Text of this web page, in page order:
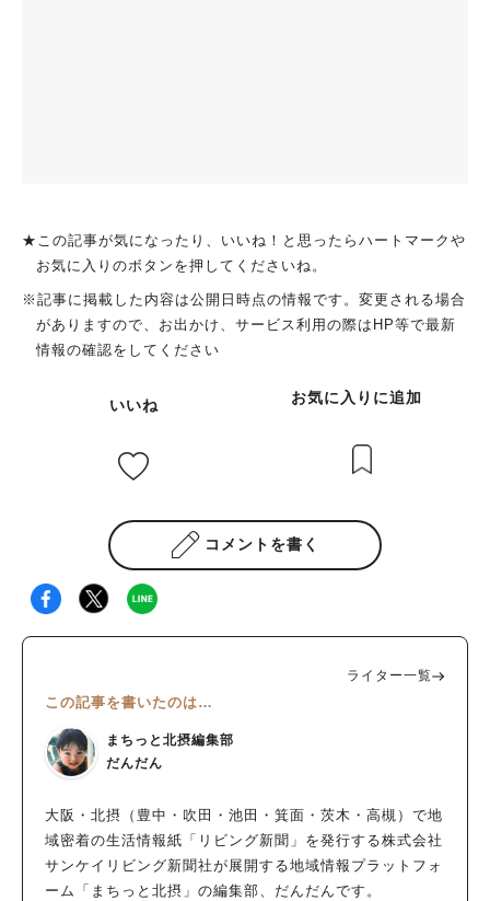
★この記事が気になったり、いいね！と思ったらハートマークや
お気に入りのボタンを押してくださいね。
※記事に掲載した内容は公開日時点の情報です。変更される場合
がありますので、お出かけ、サービス利用の際はHP等で最新
情報の確認をしてください
いいね お気に入りに追加
コメントを書く
ライター一覧
この記事を書いたのは…
まちっと北摂編集部
だんだん
大阪・北摂（豊中・吹田・池田・箕面・茨木・高槻）で地
域密着の生活情報紙「リビング新聞」を発行する株式会社
サンケイリビング新聞社が展開する地域情報プラットフォ
ーム「まちっと北摂」の編集部、だんだんです。